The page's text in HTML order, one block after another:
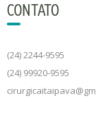
CONTATO
(24) 2244-9595
(24) 99920-9595